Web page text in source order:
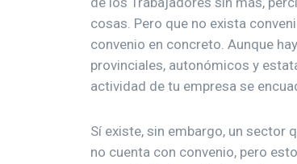
cosas. Pero que no exista
convenio en concreto. Aunque
provinciales, autonómicos y
actividad de tu empresa se
Sí existe, sin embargo, un sector
no cuenta con convenio, pero